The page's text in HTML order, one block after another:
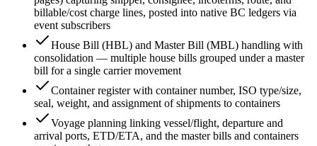
billable/cost charge lines, posted into native BC ledgers via
event subscribers
House Bill (HBL) and Master Bill (MBL) handling with
consolidation — multiple house bills grouped under a master
bill for a single carrier movement
Container register with container number, ISO type/size,
seal, weight, and assignment of shipments to containers
Voyage planning linking vessel/flight, departure and
arrival ports, ETD/ETA, and the master bills and containers